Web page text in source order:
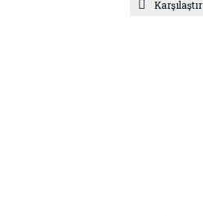
Karşılaştır